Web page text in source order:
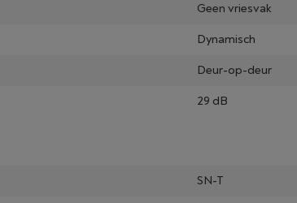
Geen vriesvak
Dynamisch
Deur-op-deur
29 dB
SN-T